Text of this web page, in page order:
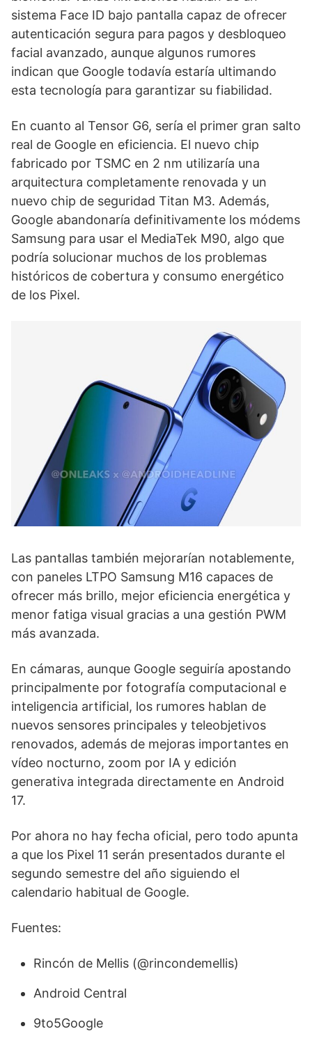
sistema Face ID bajo pantalla capaz de ofrecer
autenticación segura para pagos y desbloqueo
facial avanzado, aunque algunos rumores
indican que Google todavía estaría ultimando
esta tecnología para garantizar su fiabilidad.
En cuanto al Tensor G6, sería el primer gran salto
real de Google en eficiencia. El nuevo chip
fabricado por TSMC en 2 nm utilizaría una
arquitectura completamente renovada y un
nuevo chip de seguridad Titan M3. Además,
Google abandonaría definitivamente los módems
Samsung para usar el MediaTek M90, algo que
podría solucionar muchos de los problemas
históricos de cobertura y consumo energético
de los Pixel.
Las pantallas también mejorarían notablemente,
con paneles LTPO Samsung M16 capaces de
ofrecer más brillo, mejor eficiencia energética y
menor fatiga visual gracias a una gestión PWM
más avanzada.
En cámaras, aunque Google seguiría apostando
principalmente por fotografía computacional e
inteligencia artificial, los rumores hablan de
nuevos sensores principales y teleobjetivos
renovados, además de mejoras importantes en
vídeo nocturno, zoom por IA y edición
generativa integrada directamente en Android
17.
Por ahora no hay fecha oficial, pero todo apunta
a que los Pixel 11 serán presentados durante el
segundo semestre del año siguiendo el
calendario habitual de Google.
Fuentes:
Rincón de Mellis (@rincondemellis)
Android Central
9to5Google